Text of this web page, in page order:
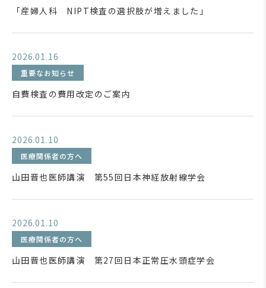
「産婦人科 NIPT検査の選択肢が増えました」
2026.01.16
重要なお知らせ
自費検査の費用改定のご案内
2026.01.10
医療関係者の方へ
山田晋也医師講演 第55回日本神経放射線学会
2026.01.10
医療関係者の方へ
山田晋也医師講演 第27回日本正常圧水頭症学会